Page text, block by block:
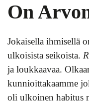
On
Jokaisella ihmisellä
ulkoisista seikoista.
ja loukkaavaa.
kunnioittakaamme
oli ulkoinen habitus